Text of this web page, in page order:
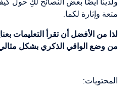
متعة وإثارة لكما.
لذا من الأفضل أن تقرأ التعليمات
من وضع الواقي الذكري بشكل
المحتويات: